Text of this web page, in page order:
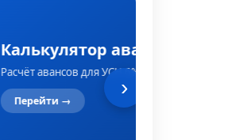
Калькулятор авансов по
Расчёт авансов для УСН 6% или 15%.
Перейти →
›